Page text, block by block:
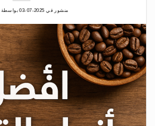
منشور في 2025-07-03 بواسطة